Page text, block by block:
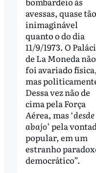
avessas, quase tão
inimaginável
quanto o do dia
11/9/1973. O
de La Moneda não
foi avariado física,
mas
Dessa vez não de
cima pela Força
Aérea, mas ‘desde
abajo’ pela
popular, em um
estranho
democrático”.